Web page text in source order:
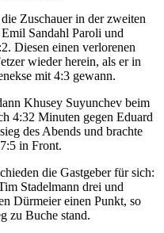
Zuschauer in der zweiten
Sandahl Paroli und
Diesen einen verlorenen
wieder herein, als er in
mit 4:3 gewann.
Khusey Suyunchev beim
4:32 Minuten gegen Eduard
des Abends und brachte
in Front.
die Gastgeber für sich:
Stadelmann drei und
Dürmeier einen Punkt, so
zu Buche stand.